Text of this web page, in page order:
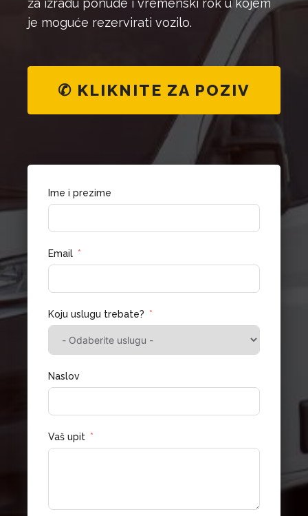
za izradu ponude i vremenski rok u kojem
je moguće rezervirati vozilo.
✆ KLIKNITE ZA POZIV
Ime i prezime
Email
Koju uslugu trebate?
Naslov
Vaš upit